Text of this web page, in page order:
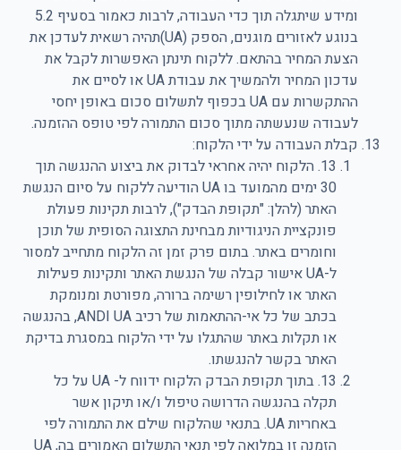
ומידע שיתגלה תוך כדי העבודה, לרבות כאמור בסעיף 5.2
בנוגע לאזורים מוגנים, הספק (UA)תהיה רשאית לעדכן את
הצעת המחיר בהתאם. ללקוח תינתן האפשרות לקבל את
עדכון המחיר ולהמשיך את עבודת UA או לסיים את
ההתקשרות עם UA בכפוף לתשלום סכום באופן יחסי
לעבודה שנעשתה מתוך סכום התמורה לפי טופס ההזמנה.
קבלת העבודה על ידי הלקוח:
13. הלקוח יהיה אחראי לבדוק את ביצוע ההנגשה תוך
30 ימים מהמועד בו UA הודיעה ללקוח על סיום הנגשת
האתר (להלן: "תקופת הבדק"), לרבות תקינות פעולת
פונקציית הניגודיות מבחינת התצוגה הסופית של תוכן
וחומרים באתר. בתום פרק זמן זה הלקוח מתחייב למסור
ל-UA אישור קבלה של הנגשת האתר ותקינות פעילות
האתר או לחילופין רשימה ברורה, מפורטת ומנומקת
בכתב של כל אי-ההתאמות של רכיב ANDI UA, בהנגשה
או תקלות באתר שהתגלו על ידי הלקוח במסגרת בדיקת
האתר בקשר להנגשתו.
13. בתוך תקופת הבדק הלקוח ידווח ל- UA על כל
תקלה בהנגשה הדרושה טיפול ו/או תיקון אשר
באחריות UA. בתנאי שהלקוח שילם את התמורה לפי
הזמנה זו במלואה לפי תנאי התשלום האמורים בה, UA